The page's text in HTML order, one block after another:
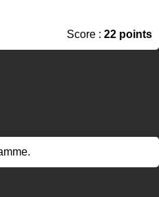
Score : 22 points